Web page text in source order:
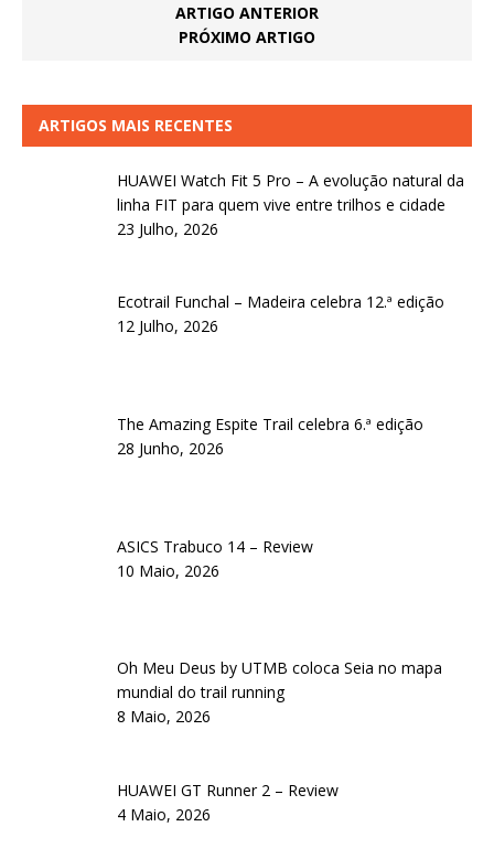
ARTIGO ANTERIOR
PRÓXIMO ARTIGO
ARTIGOS MAIS RECENTES
HUAWEI Watch Fit 5 Pro – A evolução natural da
linha FIT para quem vive entre trilhos e cidade
23 Julho, 2026
Ecotrail Funchal – Madeira celebra 12.ª edição
12 Julho, 2026
The Amazing Espite Trail celebra 6.ª edição
28 Junho, 2026
ASICS Trabuco 14 – Review
10 Maio, 2026
Oh Meu Deus by UTMB coloca Seia no mapa
mundial do trail running
8 Maio, 2026
HUAWEI GT Runner 2 – Review
4 Maio, 2026